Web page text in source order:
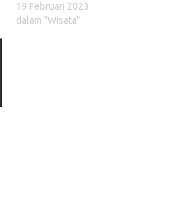
19 Februari 2023
dalam "Wisata"